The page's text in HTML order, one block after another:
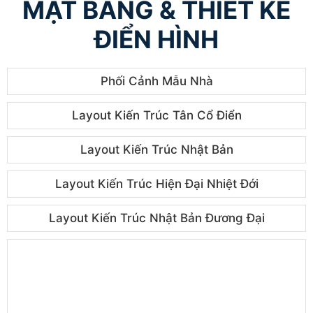
MẶT BẰNG & THIẾT KẾ
ĐIỂN HÌNH
Phối Cảnh Mẫu Nhà
Layout Kiến Trúc Tân Cổ Điển
Layout Kiến Trúc Nhật Bản
Layout Kiến Trúc Hiện Đại Nhiệt Đới
Layout Kiến Trúc Nhật Bản Đương Đại